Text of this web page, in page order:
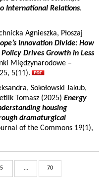
International Relations.
Agnieszka, Płoszaj
Innovation Divide: How
Drives Growth in Less
Międzynarodowe –
5(11).
Sokołowski Jakub,
Tomasz (2025) Energy
housing
dramaturgical
of the Commons 19(1),
5 ... 70